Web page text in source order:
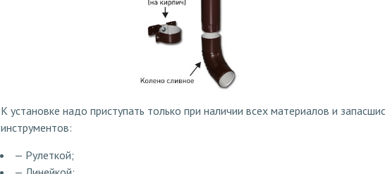
К установке надо приступать только при наличии всех материалов и
инструментов:
— Рулеткой;